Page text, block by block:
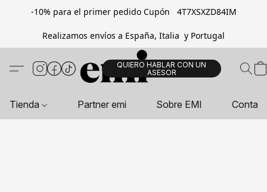
-10% para el primer pedido Cupón 4T7XSXZD84IM
Realizamos envíos a España, Italia y Portugal
QUIERO HABLAR CON UN
ASESOR
Tienda Partner emi Sobre EMI